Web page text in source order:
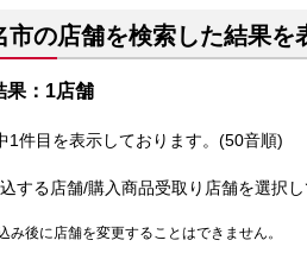
市の店舗を検索した結果を
果：1店舗
1件目を表示しております。(50音順)
する店舗/購入商品受取り店舗を選択し
み後に店舗を変更することはできません。